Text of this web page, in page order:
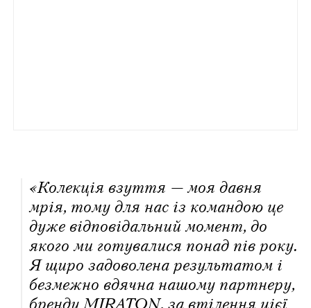
«Колекція взуття — моя давня
мрія, тому для нас із командою це
дуже відповідальний момент, до
якого ми готувалися понад пів року.
Я щиро задоволена результатом і
безмежно вдячна нашому партнеру,